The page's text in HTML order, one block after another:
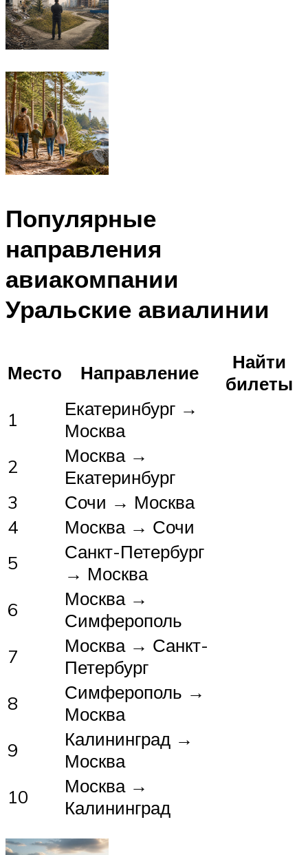
Популярные
направления
авиакомпании
Уральские авиалинии
Место Направление
Найти
билеты
1
Екатеринбург →
Москва
2
Москва →
Екатеринбург
3
Сочи → Москва
4
Москва → Сочи
5
Санкт-Петербург
→ Москва
6
Москва →
Симферополь
7
Москва → Санкт-
Петербург
8
Симферополь →
Москва
9
Калининград →
Москва
10
Москва →
Калининград